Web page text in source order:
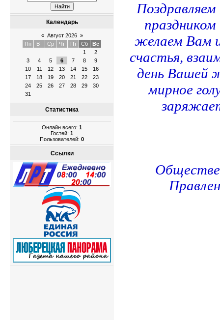
Календарь
« Август 2026 »
Пн
Вт Ср Чт Пт Сб
Вс
1
2
3
4 5 6 7 8
9
10
11 12 13 14 15
16
17
18 19 20 21 22
23
24
25 26 27 28 29
30
31
Статистика
Онлайн всего: 1
Гостей: 1
Пользователей: 0
Ссылки
желаем Вам
счастья,
день Вашей
мирное